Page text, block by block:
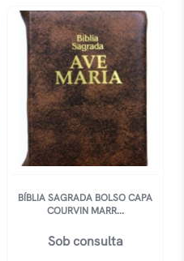
BÍBLIA SAGRADA BOLSO CAPA
COURVIN MARR...
Sob consulta